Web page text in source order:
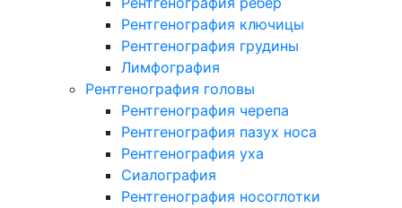
Рентгенография ключицы
Рентгенография грудины
Лимфография
Рентгенография головы
Рентгенография черепа
Рентгенография пазух носа
Рентгенография уха
Сиалография
Рентгенография носоглотки